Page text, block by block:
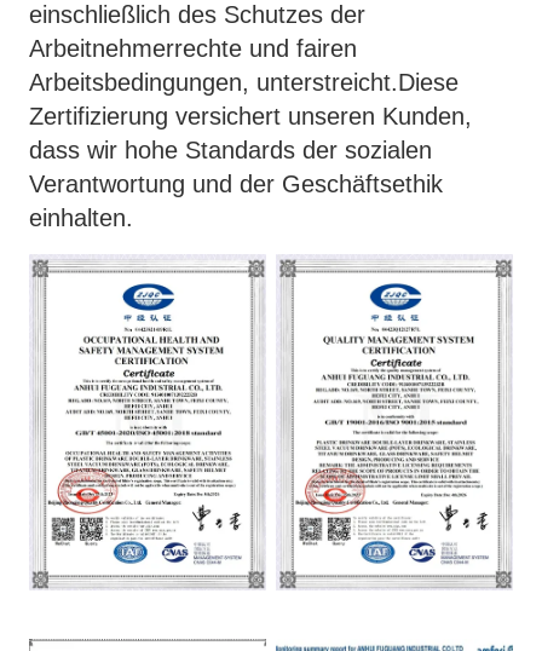
einschließlich des Schutzes der
Arbeitnehmerrechte und fairen
Arbeitsbedingungen, unterstreicht.Diese
Zertifizierung versichert unseren Kunden,
dass wir hohe Standards der sozialen
Verantwortung und der Geschäftsethik
einhalten.